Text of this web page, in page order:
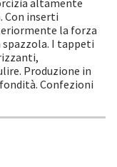
Con inserti
la forza
spazzola. I tappeti
Produzione in
Confezioni